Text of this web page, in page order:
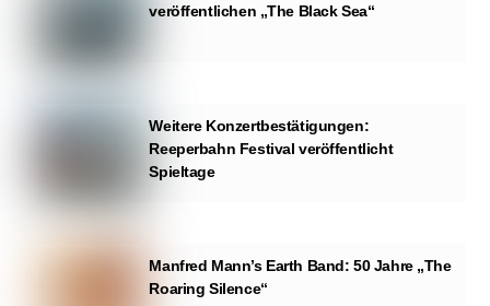
veröffentlichen „The Black Sea“
Weitere Konzertbestätigungen:
Reeperbahn Festival veröffentlicht
Spieltage
Manfred Mann’s Earth Band: 50 Jahre „The
Roaring Silence“